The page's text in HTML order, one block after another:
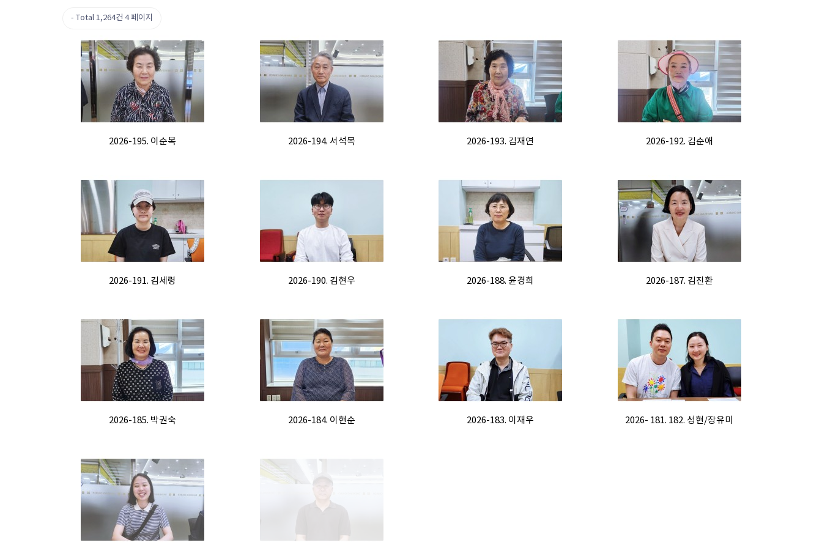
Total 1,264건 4 페이지
2026-195. 이순복 2026-194. 서석목 2026-193. 김재연 2026-192. 김순애
2026-191. 김세령 2026-190. 김현우 2026-188. 윤경희 2026-187. 김진환
2026-185. 박권숙 2026-184. 이현순 2026-183. 이재우 2026- 181. 182. 성현/장유미